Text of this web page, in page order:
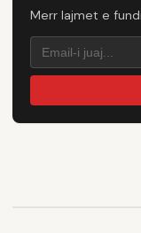
Merr lajmet e